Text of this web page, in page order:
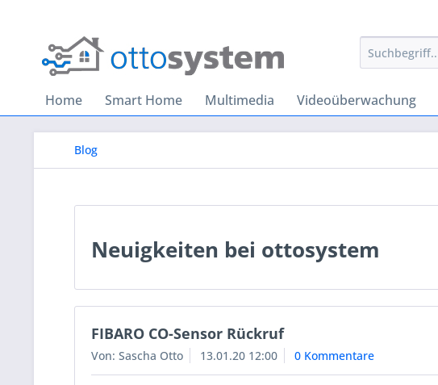
Home Smart Home Multimedia Videoüberwachung
Blog
Neuigkeiten bei ottosystem
FIBARO CO-Sensor Rückruf
Von: Sascha Otto 13.01.20 12:00 0 Kommentare